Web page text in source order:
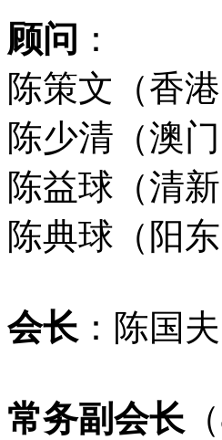
顾问 ：
陈策文（香
陈少清（澳门
陈益球（清
陈典球（阳东
会长： 陈国
常务副会长（